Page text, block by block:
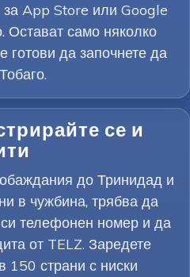
за App Store или Google
Остават само няколко
готови да започнете да
се и
до Тринидад и
в чужбина, трябва да
телефонен номер и да
от TELZ. Заредете
150 страни с ниски